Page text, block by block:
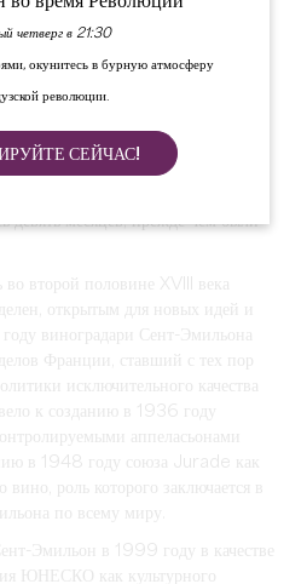
грабежа в 1580 и 1589 годах, в
реликвии Эмильона.
религиозную жизнь и
деградация памятников
Жюраде был распущен. В 1793
от "жирондистов", спасаясь от
в родной город и попросил
товарищей по преступному
девять месяцев, прежде чем были
во второй половине XVIII века
открытым для новых идей и
виноградари Сент-Эмильона
Франции, ставший с тех пор
исключительного качества
к созданию в 1936 году
аппеласьонами
в 1948 году союза Jurade как
вино, роль которого заключается в
по всему миру.
Эмильон в 1999 году в качестве
ЮНЕСКО как культурного
четверг в 21:30
окунитесь в бурную атмосферу
революции.
СЕЙЧАС!